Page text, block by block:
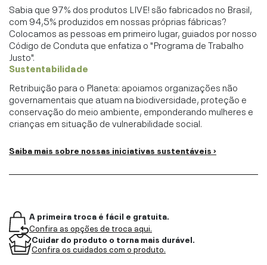
Sabia que 97% dos produtos LIVE! são fabricados no Brasil,
com 94,5% produzidos em nossas próprias fábricas?
Colocamos as pessoas em primeiro lugar, guiados por nosso
Código de Conduta que enfatiza o "Programa de Trabalho
Justo".
Sustentabilidade
Retribuição para o Planeta: apoiamos organizações não
governamentais que atuam na biodiversidade, proteção e
conservação do meio ambiente, emponderando mulheres e
crianças em situação de vulnerabilidade social.
Saiba mais sobre nossas iniciativas sustentáveis ›
A primeira troca é fácil e gratuita.
Confira as opções de troca aqui.
Cuidar do produto o torna mais durável.
Confira os cuidados com o produto.